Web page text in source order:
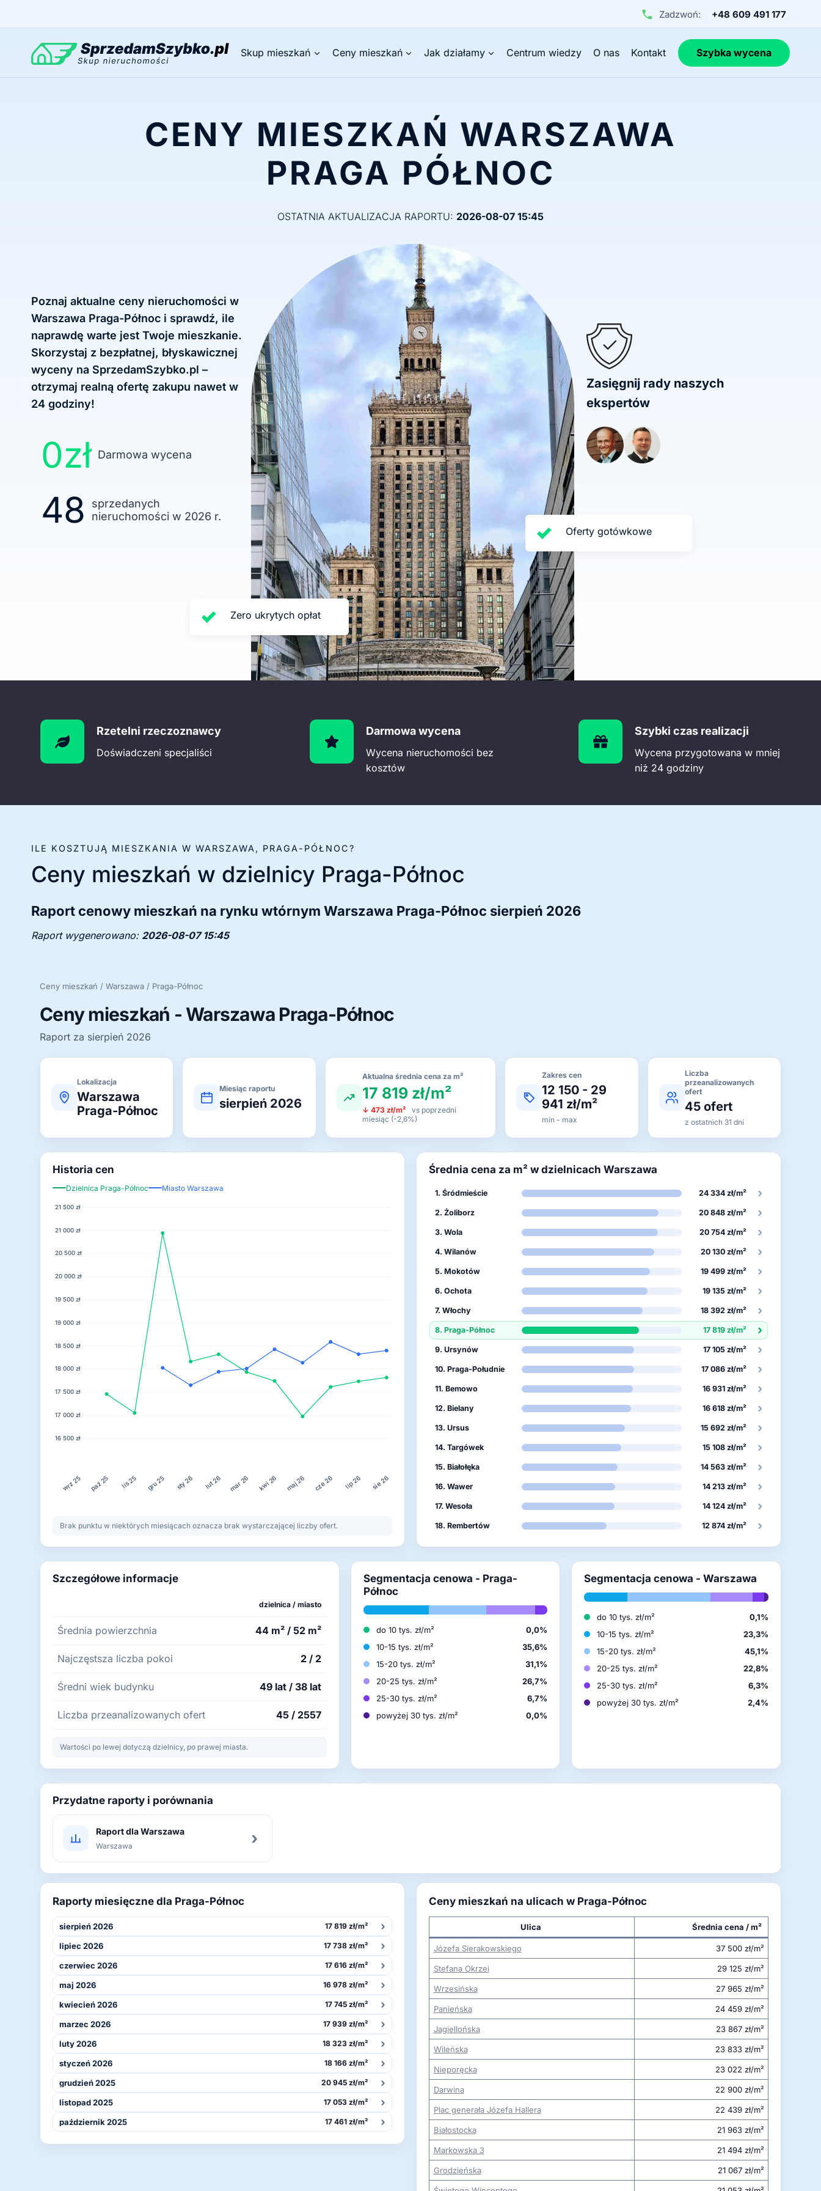
Zadzwoń: +48 609 491 177
Skup mieszkań Ceny mieszkań Jak działamy Centrum wiedzy O nas Kontakt Szybka wycena
CENY MIESZKAŃ WARSZAWA
PRAGA PÓŁNOC
OSTATNIA AKTUALIZACJA RAPORTU: 2026-08-07 15:45
Poznaj aktualne ceny nieruchomości w
Warszawa Praga-Północ i sprawdź, ile
naprawdę warte jest Twoje mieszkanie.
Skorzystaj z bezpłatnej, błyskawicznej
wyceny na SprzedamSzybko.pl –
otrzymaj realną ofertę zakupu nawet w
24 godziny!
0zł Darmowa wycena
48
sprzedanych
nieruchomości w 2026 r.
Zero ukrytych opłat
Zasięgnij rady naszych
ekspertów
Oferty gotówkowe
Rzetelni rzeczoznawcy
Doświadczeni specjaliści
Darmowa wycena
Wycena nieruchomości bez
kosztów
Szybki czas realizacji
Wycena przygotowana w mniej
niż 24 godziny
ILE KOSZTUJĄ MIESZKANIA W WARSZAWA, PRAGA-PÓŁNOC?
Ceny mieszkań w dzielnicy Praga-Północ
Raport cenowy mieszkań na rynku wtórnym Warszawa Praga-Północ sierpień 2026
Raport wygenerowano: 2026-08-07 15:45
Ceny mieszkań / Warszawa / Praga-Północ
Ceny mieszkań - Warszawa Praga-Północ
Raport za sierpień 2026
Lokalizacja
Warszawa
Praga-Północ
Miesiąc raportu
sierpień 2026
Aktualna średnia cena za m²
17 819 zł/m²
↓ 473 zł/m²
vs poprzedni
miesiąc (-2,6%)
Zakres cen
12 150 - 29
941 zł/m²
min - max
Liczba
przeanalizowanych
ofert
45 ofert
z ostatnich 31 dni
Historia cen
Dzielnica Praga-Północ Miasto Warszawa
16 500 zł
17 000 zł
17 500 zł
18 000 zł
18 500 zł
19 000 zł
19 500 zł
20 000 zł
20 500 zł
21 000 zł
21 500 zł
wrz 25 paź 25 lis 25 gru 25 sty 26 lut 26 mar 26 kwi 26 maj 26 cze 26 lip 26 sie 26
Brak punktu w niektórych miesiącach oznacza brak wystarczającej liczby ofert.
Średnia cena za m² w dzielnicach Warszawa
1. Śródmieście 24 334 zł/m² ›
2. Żoliborz 20 848 zł/m² ›
3. Wola 20 754 zł/m² ›
4. Wilanów 20 130 zł/m² ›
5. Mokotów 19 499 zł/m² ›
6. Ochota 19 135 zł/m² ›
7. Włochy 18 392 zł/m² ›
8. Praga-Północ 17 819 zł/m² ›
9. Ursynów 17 105 zł/m² ›
10. Praga-Południe 17 086 zł/m² ›
11. Bemowo 16 931 zł/m² ›
12. Bielany 16 618 zł/m² ›
13. Ursus 15 692 zł/m² ›
14. Targówek 15 108 zł/m² ›
15. Białołęka 14 563 zł/m² ›
16. Wawer 14 213 zł/m² ›
17. Wesoła 14 124 zł/m² ›
18. Rembertów 12 874 zł/m² ›
Szczegółowe informacje
dzielnica / miasto
Średnia powierzchnia 44 m² / 52 m²
Najczęstsza liczba pokoi 2 / 2
Średni wiek budynku 49 lat / 38 lat
Liczba przeanalizowanych ofert 45 / 2557
Wartości po lewej dotyczą dzielnicy, po prawej miasta.
Segmentacja cenowa - Praga-
Północ
do 10 tys. zł/m²
0,0%
10-15 tys. zł/m²
35,6%
15-20 tys. zł/m²
31,1%
20-25 tys. zł/m²
26,7%
25-30 tys. zł/m²
6,7%
powyżej 30 tys. zł/m²
0,0%
Segmentacja cenowa - Warszawa
do 10 tys. zł/m²
0,1%
10-15 tys. zł/m²
23,3%
15-20 tys. zł/m²
45,1%
20-25 tys. zł/m²
22,8%
25-30 tys. zł/m²
6,3%
powyżej 30 tys. zł/m²
2,4%
Przydatne raporty i porównania
Raport dla Warszawa
Warszawa ›
Raporty miesięczne dla Praga-Północ
sierpień 2026 17 819 zł/m² ›
lipiec 2026 17 738 zł/m² ›
czerwiec 2026 17 616 zł/m² ›
maj 2026 16 978 zł/m² ›
kwiecień 2026 17 745 zł/m² ›
marzec 2026 17 939 zł/m² ›
luty 2026 18 323 zł/m² ›
styczeń 2026 18 166 zł/m² ›
grudzień 2025 20 945 zł/m² ›
listopad 2025 17 053 zł/m² ›
październik 2025 17 461 zł/m² ›
Ceny mieszkań na ulicach w Praga-Północ
Ulica Średnia cena / m²
Józefa Sierakowskiego 37 500 zł/m²
Stefana Okrzei 29 125 zł/m²
Wrzesińska 27 965 zł/m²
Panieńska 24 459 zł/m²
Jagiellońska 23 867 zł/m²
Wileńska 23 833 zł/m²
Nieporęcka 23 022 zł/m²
Darwina 22 900 zł/m²
Plac generała Józefa Hallera 22 439 zł/m²
Białostocka 21 963 zł/m²
Markowska 3 21 494 zł/m²
Grodzieńska 21 067 zł/m²